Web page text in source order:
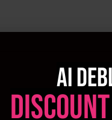
Ai